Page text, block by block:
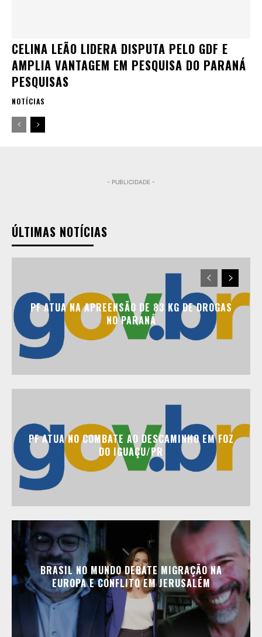
CELINA LEÃO LIDERA DISPUTA PELO GDF E
AMPLIA VANTAGEM EM PESQUISA DO PARANÁ
PESQUISAS
NOTÍCIAS
- PUBLICIDADE -
ÚLTIMAS NOTÍCIAS
PF ATUA NA APREENSÃO DE 83 KG DE DROGAS
NO PARANÁ
PF ATUA NO COMBATE AO DESCAMINHO EM FOZ
DO IGUAÇU/PR
BRASIL NO MUNDO DEBATE MIGRAÇÃO NA
EUROPA E CONFLITO EM JERUSALÉM